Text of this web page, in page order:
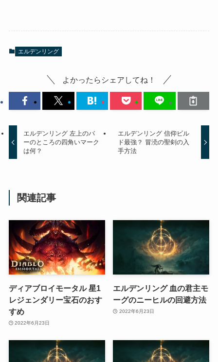
エルデンリング
よかったらシェアしてね！
エルデンリング 左上のバ
ーのところの四角いマーク
は何？
エルデンリング 信仰ビル
ド最強？ 冒涜の聖剣の入
手方法
関連記事
ディアブロイモータル 星1
レジェンダリー宝石のおす
すめ
2022年6月23日
エルデンリング 血の君主モ
ーグのニーヒルの回避方法
2022年6月23日